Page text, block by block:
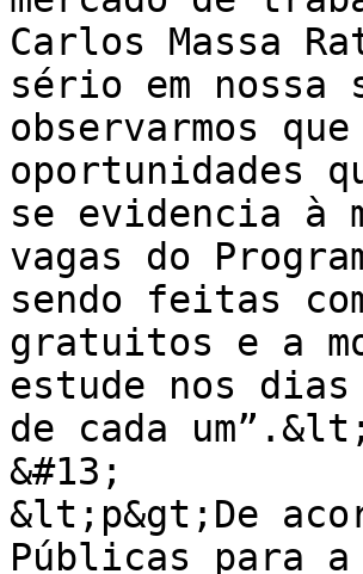
Carlos Massa
sério em
observarmos
oportunidades
se evidencia à
vagas do
sendo feitas
gratuitos e a
estude nos dias
de cada
&#13;
&lt;p&gt;De
Públicas para a